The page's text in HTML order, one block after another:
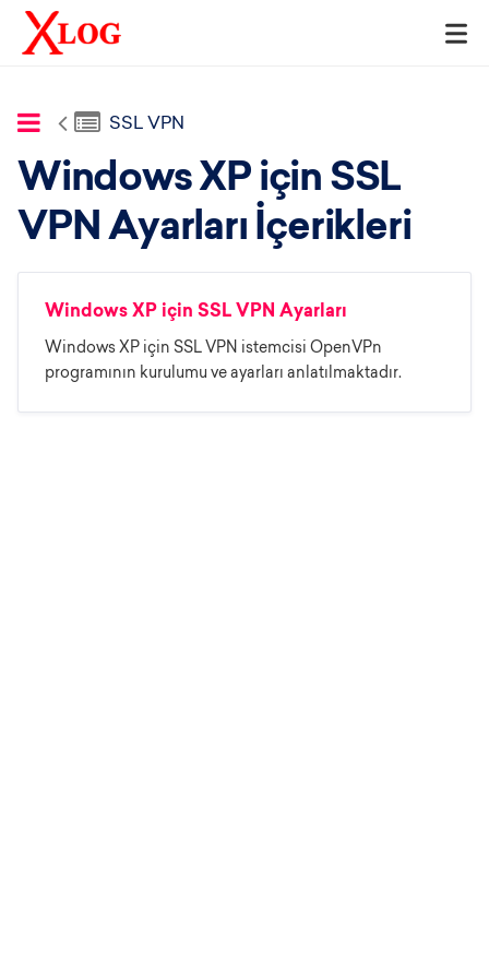
SSL VPN
Windows XP için SSL
VPN Ayarları İçerikleri
Windows XP için SSL VPN Ayarları
Windows XP için SSL VPN istemcisi OpenVPn
programının kurulumu ve ayarları anlatılmaktadır.